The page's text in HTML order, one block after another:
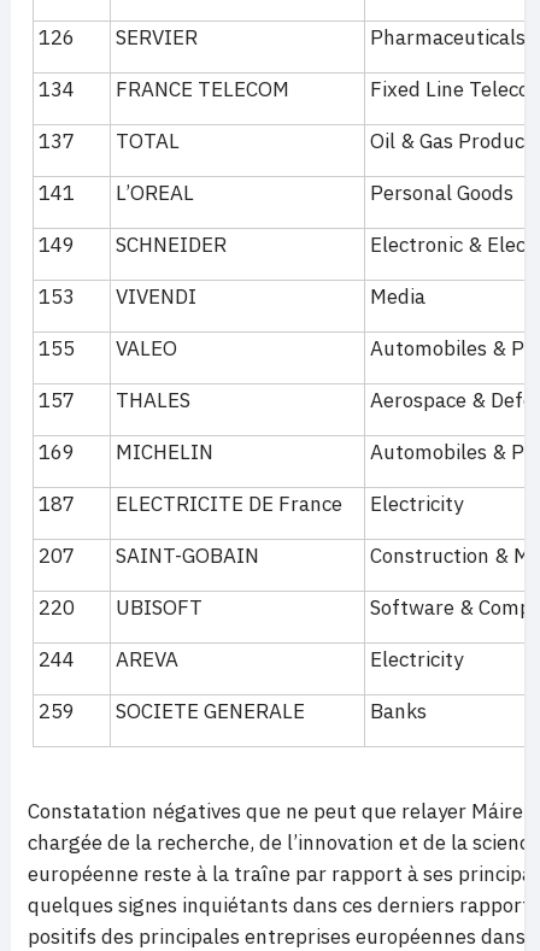
126 SERVIER
Pharmaceuticals
134
FRANCE TELECOM
Fixed Line
137
TOTAL
Oil & Gas
141
L’OREAL
Personal Goods
149
SCHNEIDER
Electronic &
153
VIVENDI
Media
155
VALEO
Automobiles &
157
THALES
Aerospace &
169
MICHELIN
Automobiles &
187
ELECTRICITE DE France
Electricity
207
SAINT-GOBAIN
Construction &
220
UBISOFT
Software &
244
AREVA
Electricity
259
SOCIETE GENERALE Banks
Constatation négatives que ne peut que relayer Máire
chargée de la recherche, de l’innovation et de la
européenne reste à la traîne par rapport à ses
quelques signes inquiétants dans ces derniers
positifs des principales entreprises européennes dans